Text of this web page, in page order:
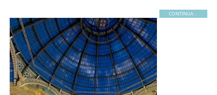
CONTINUA...